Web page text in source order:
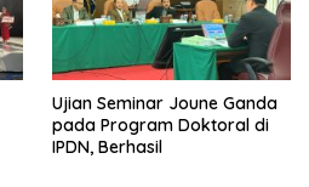
Ujian Seminar Joune Ganda
pada Program Doktoral di
IPDN, Berhasil